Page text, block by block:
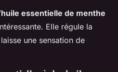
huile essentielle de menthe
Elle régule la
une sensation de